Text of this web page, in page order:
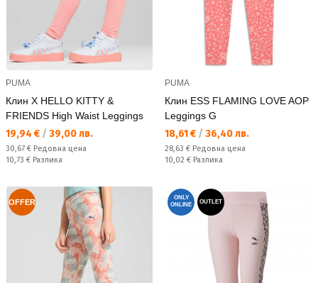
PUMA
Клин X HELLO KITTY &
FRIENDS High Waist Leggings
Текуща цена:
19,94 € / 39,00 лв.
Редовна цена:
30,67 € Редовна цена
Спестявате:
10,73 € Разлика
PUMA
Клин ESS FLAMING LOVE AOP
Leggings G
Текуща цена:
18,61 € / 36,40 лв.
Редовна цена:
28,63 € Редовна цена
Спестявате:
10,02 € Разлика
OFFER
ONLY
ONLINE
OUTLET